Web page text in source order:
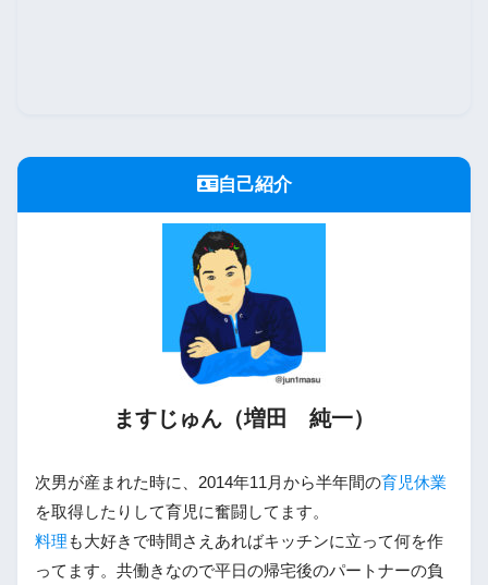
自己紹介
ますじゅん（増田 純一）
次男が産まれた時に、2014年11月から半年間の育児休業
を取得したりして育児に奮闘してます。
料理 も大好きで時間さえあればキッチンに立って何を作
ってます。共働きなので平日の帰宅後のパートナーの負